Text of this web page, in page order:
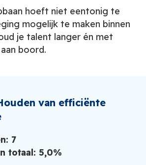
hoeft niet eentonig te
mogelijk te maken binnen
je talent langer én met
boord.
van efficiënte
7
totaal: 5,0%